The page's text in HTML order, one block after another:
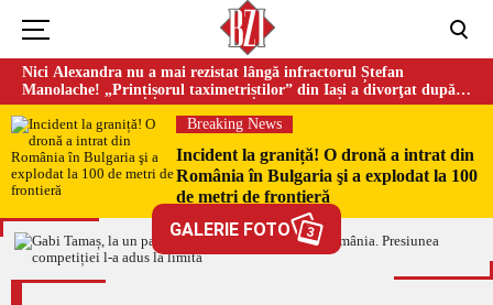
Nici Alexandra nu a mai rezistat lângă infractorul Ștefan
Manolache! „Prințișorul taximetriștilor” din Iași a divorţat după
doi ani de căsnicie
Breaking News
Incident la graniță! O dronă a intrat din
România în Bulgaria şi a explodat la 100
de metri de frontieră
GALERIE FOTO 3